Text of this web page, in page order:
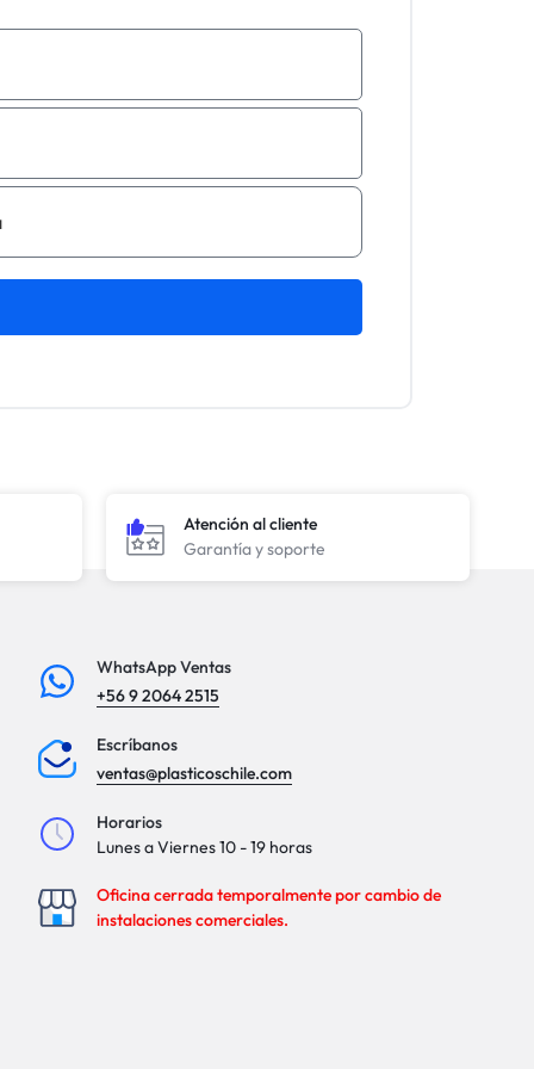
Atención al cliente
Garantía y soporte
WhatsApp Ventas
+56 9 2064 2515
Escríbanos
ventas@plasticoschile.com
Horarios
Lunes a Viernes 10 - 19 horas
Oficina cerrada temporalmente por cambio de
instalaciones comerciales.